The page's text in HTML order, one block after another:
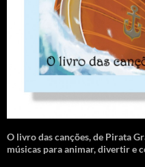
O livro das canções,de Pirata
músicas para animar, divertir e